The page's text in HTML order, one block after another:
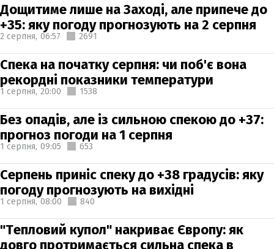
Дощитиме лише на Заході, але припече до
+35: яку погоду прогнозують на 2 серпня
2 серпня, 06:57 2691
Спека на початку серпня: чи поб'є вона
рекордні показники температури
1 серпня, 20:00 1538
Без опадів, але із сильною спекою до +37:
прогноз погоди на 1 серпня
1 серпня, 09:05 653
Серпень приніс спеку до +38 градусів: яку
погоду прогнозують на вихідні
1 серпня, 08:00 840
"Тепловий купол" накриває Європу: як
довго протримається сильна спека в